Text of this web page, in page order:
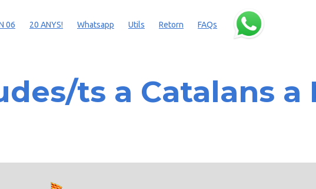
06 20 ANYS! Whatsapp Utils Retorn FAQs
ts a Catalans a